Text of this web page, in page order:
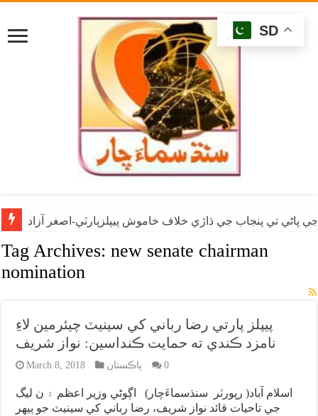
پاڻي تي پنجاب جي ڌاڙي خلاف خاموش پيپلزپارٽي-اصغر آزاد
Tag Archives:new senate chairman
nomination
پيپلز پارتي رضا رباني کي سينيٽ چيئرمين لاءِ
نامزد ڪندي ته حمايت ڪنداسين: نواز شريف
March 8, 2018 پاڪستان 0
اسلام آباد( رپورٽر سنڌسماءَچار) اڳوڻي وزير اعظم ۽ ن ليگ
جي تاحيات قائد نواز شريف، رضا رباني کي سينيٽ جو ٻيهر
SD